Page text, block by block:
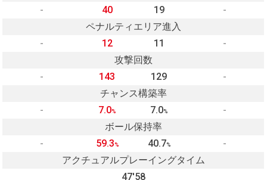
-
40 19
-
ペナルティエリア進入
-
12 11
-
攻撃回数
-
143 129
-
チャンス構築率
-
7.0% 7.0%
-
ボール保持率
-
59.3% 40.7%
-
アクチュアルプレーイングタイム
47'58